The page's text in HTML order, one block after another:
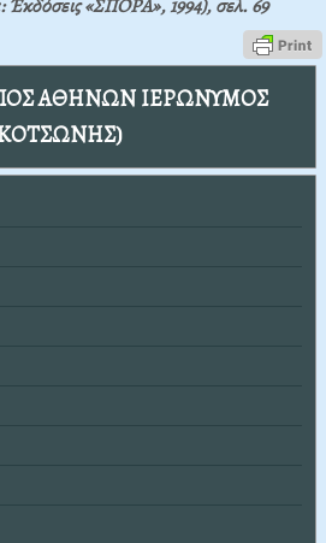
Ἐκδόσεις «ΣΠΟΡΑ», 1994), σελ.69
ΑΘΗΝΩΝ ΙΕΡΩΝΥΜΟΣ